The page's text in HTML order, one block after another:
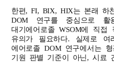
한편, FI, BIX, HIX는 본래 하
DOM 연구를 중심으로 활
대기에어로졸 WSOM에 직접
유의가 필요하다. 실제로
에어로졸 DOM 연구에서는 형
기원 판별 기준이 아닌, 시료